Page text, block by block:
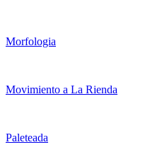
Morfologia
Movimiento a La Rienda
Paleteada